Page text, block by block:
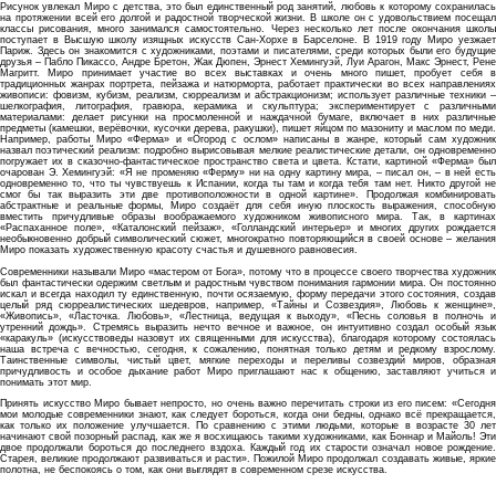
Рисунок увлекал Миро с детства, это был единственный род занятий, любовь к которому сохранилась
на протяжении всей его долгой и радостной творческой жизни. В школе он с удовольствием посещал
классы рисования, много занимался самостоятельно. Через несколько лет после окончания школы
поступает в Высшую школу изящных искусств Сан-Хорхе в Барселоне. В 1919 году Миро уезжает
Париж. Здесь он знакомится с художниками, поэтами и писателями, среди которых были его будущие
друзья – Пабло Пикассо, Андре Бретон, Жак Дюпен, Эрнест Хемингуэй, Луи Арагон, Макс Эрнест, Рене
Магритт. Миро принимает участие во всех выставках и очень много пишет, пробует себя в
традиционных жанрах портрета, пейзажа и натюрморта, работает практически во всех направлениях
живописи: фовизм, кубизм, реализм, сюрреализм и абстракционизм; использует различные техники –
шелкография, литография, гравюра, керамика и скульптура; экспериментирует с различными
материалами: делает рисунки на просмоленной и наждачной бумаге, включает в них различные
предметы (камешки, верёвочки, кусочки дерева, ракушки), пишет яйцом по мазониту и маслом по меди.
Например, работы Миро «Ферма» и «Огород с ослом» написаны в жанре, который сам художник
назвал поэтический реализм: подробно вырисовывая мелкие реалистические детали, он одновременно
погружает их в сказочно-фантастическое пространство света и цвета. Кстати, картиной «Ферма» был
очарован Э. Хемингуэй: «Я не променяю «Ферму» ни на одну картину мира, – писал он, – в ней есть
одновременно то, что ты чувствуешь к Испании, когда ты там и когда тебя там нет. Никто другой не
смог бы так выразить эти две противоположности в одной картине». Продолжая комбинировать
абстрактные и реальные формы, Миро создаёт для себя иную плоскость выражения, способную
вместить причудливые образы воображаемого художником живописного мира. Так, в картинах
«Распаханное поле», «Каталонский пейзаж», «Голландский интерьер» и многих других рождается
необыкновенно добрый символический сюжет, многократно повторяющийся в своей основе – желания
Миро показать художественную красоту счастья и душевного равновесия.
Современники называли Миро «мастером от Бога», потому что в процессе своего творчества художник
был фантастически одержим светлым и радостным чувством понимания гармонии мира. Он постоянно
искал и всегда находил ту единственную, почти осязаемую, форму передачи этого состояния, создав
целый ряд сюрреалистических шедевров, например, «Тайны и Созвездия», Любовь к женщине»,
«Живопись», «Ласточка. Любовь», «Лестница, ведущая к выходу», «Песнь соловья в полночь и
утренний дождь». Стремясь выразить нечто вечное и важное, он интуитивно создал особый язык
«каракуль» (искусствоведы назовут их священными для искусства), благодаря которому состоялась
наша встреча с вечностью, сегодня, к сожалению, понятная только детям и редкому взрослому.
Таинственные символы, чистый цвет, мягкие переходы и переливы созвездий миров, образная
причудливость и особое дыхание работ Миро приглашают нас к общению, заставляют учиться и
понимать этот мир.
Принять искусство Миро бывает непросто, но очень важно перечитать строки из его писем: «Сегодня
мои молодые современники знают, как следует бороться, когда они бедны, однако всё прекращается,
как только их положение улучшается. По сравнению с этими людьми, которые в возрасте 30 лет
начинают свой позорный распад, как же я восхищаюсь такими художниками, как Боннар и Майоль! Эти
двое продолжали бороться до последнего вздоха. Каждый год их старости означал новое рождение.
Старея, великие продолжают развиваться и расти». Пожилой Миро продолжал создавать живые, яркие
полотна, не беспокоясь о том, как они выглядят в современном срезе искусства.